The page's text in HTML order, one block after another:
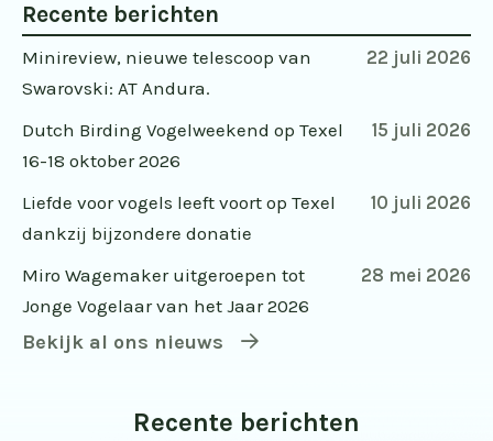
Recente berichten
Minireview, nieuwe telescoop van
Swarovski: AT Andura.
22 juli 2026
Dutch Birding Vogelweekend op Texel
16-18 oktober 2026
15 juli 2026
Liefde voor vogels leeft voort op Texel
dankzij bijzondere donatie
10 juli 2026
Miro Wagemaker uitgeroepen tot
Jonge Vogelaar van het Jaar 2026
28 mei 2026
Bekijk al ons nieuws
Recente berichten